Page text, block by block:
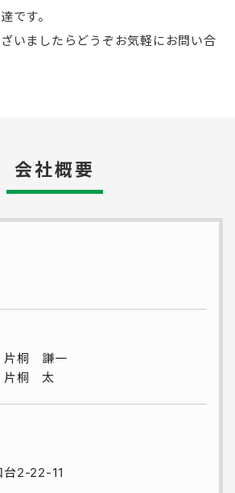
です。
いましたらどうぞお気軽にお問い合
会社概要
片桐 謙一
片桐 太
台2-22-11